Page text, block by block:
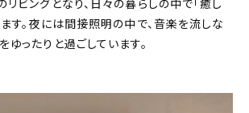
ビングとなり、日々の暮らしの中で「癒し
す。夜には間接照明の中で、音楽を流しな
ったりと過ごしています。